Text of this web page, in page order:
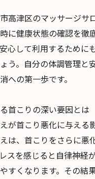
高津区のマッサージサ
に健康状態の確認を徹
心して利用するために
う。自分の体調管理と
への第一歩です。
首こりの深い要因とは
が首こり悪化に与える
は、首こりをさらに悪
スを感じると自律神経
すくなります。その結